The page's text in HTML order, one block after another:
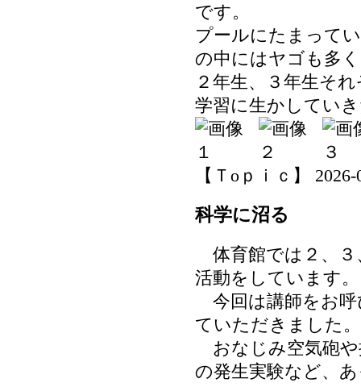
です。
プールにたまって
の中にはヤゴも多
２年生、３年生そ
学習に生かしてい
【Ｔoｐｉｃ】
科学に沼る
体育館では２、３
活動をしています。
今回は講師をお呼
ていただきました。
おなじみ空気砲や
の発生実験など、